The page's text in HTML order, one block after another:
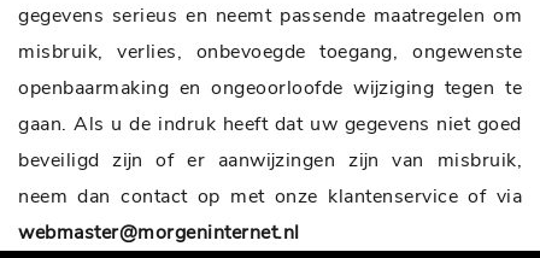
gegevens serieus en neemt passende maatregelen om
misbruik, verlies, onbevoegde toegang, ongewenste
openbaarmaking en ongeoorloofde wijziging tegen te
gaan. Als u de indruk heeft dat uw gegevens niet goed
beveiligd zijn of er aanwijzingen zijn van misbruik,
neem dan contact op met onze klantenservice of via
webmaster@morgeninternet.nl